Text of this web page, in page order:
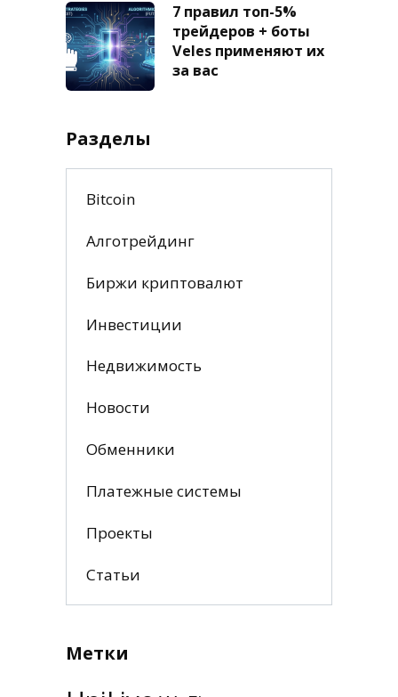
7 правил топ-5%
трейдеров + боты
Veles применяют их
за вас
Разделы
Bitcoin
Алготрейдинг
Биржи криптовалют
Инвестиции
Недвижимость
Новости
Обменники
Платежные системы
Проекты
Статьи
Метки